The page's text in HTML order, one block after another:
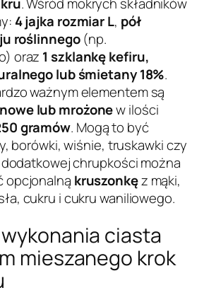
4 jajka rozmiar L, pół
roślinnego(np.
oraz 1 szklankę kefiru,
lub śmietany 18%.
ważnym elementem są
lub mrożonew ilości
gramów. Mogą to być
borówki, wiśnie, truskawki czy
dodatkowej chrupkości można
opcjonalną kruszonkęz mąki,
cukru i cukru waniliowego.
ciasta
mieszanego krok